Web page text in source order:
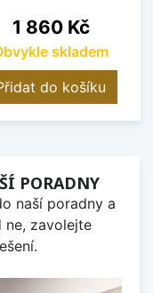
Cena
1 860 Kč
skladem
do košíku
PORADNY
naší poradny a
ne, zavolejte